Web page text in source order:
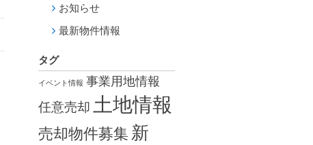
お知らせ
最新物件情報
タグ
イベント情報 事業用地情報
任意売却土地情報
売却物件募集 新